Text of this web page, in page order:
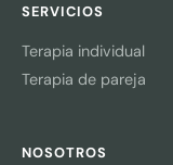
SERVICIOS
Terapia individual
Terapia de pareja
NOSOTROS